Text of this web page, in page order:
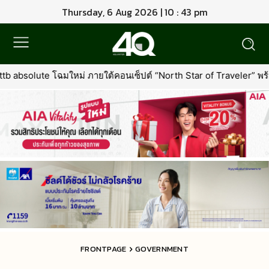
Thursday, 6 Aug 2026 | 10 : 43 pm
นเซ็ปต์ “North Star of Traveler” พร้อมเพิ่มเอกสิทธิ์ใหม่ที่คุ้มค่าก
FRONTPAGE GOVERNMENT